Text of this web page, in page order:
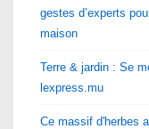
gestes d’experts
maison
Terre & jardin : Se
lexpress.mu
Ce massif d'herbes